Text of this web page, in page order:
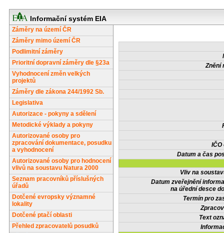
Informační systém EIA
Záměry na území ČR
Záměry mimo území ČR
Podlimitní záměry
Prioritní dopravní záměry dle §23a
Vyhodnocení změn velkých
projektů
Záměry dle zákona 244/1992 Sb.
Legislativa
Autorizace - pokyny a sdělení
Metodické výklady a pokyny
Autorizované osoby pro
zpracování dokumentace, posudku
a vyhodnocení
Autorizované osoby pro hodnocení
vlivů na soustavu Natura 2000
Seznam pracovníků příslušných
úřadů
Dotčené evropsky významné
lokality
Dotčené ptačí oblasti
Přehled zpracovatelů posudků
Znění
IČO
Datum a čas
Vliv na
Datum zveřejnění
na úřední desce
Termín pro
Text